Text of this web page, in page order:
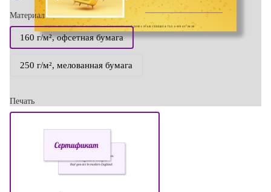
Материал
160 г/м², офсетная бумага
250 г/м², мелованная бумага
Печать